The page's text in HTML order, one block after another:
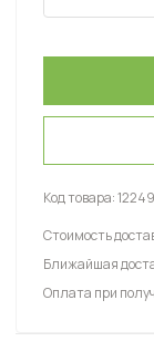
Код товара:
Стоимость
Ближайшая
Оплата при